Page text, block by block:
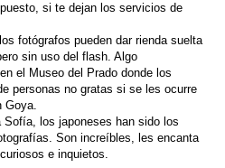
si te dejan los servicios de
fotógrafos pueden dar rienda suelta
sin uso del flash. Algo
el Museo del Prado donde los
personas no gratas si se les ocurre
Goya.
Sofía, los japoneses han sido los
Son increíbles, les encanta
e inquietos.